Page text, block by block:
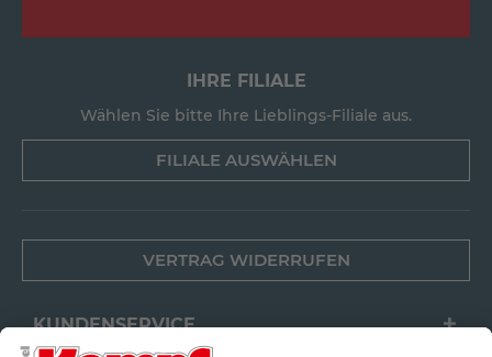
IHRE FILIALE
Wählen Sie bitte Ihre Lieblings-Filiale aus.
FILIALE AUSWÄHLEN
VERTRAG WIDERRUFEN
KUNDENSERVICE